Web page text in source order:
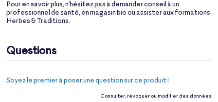
Pour en savoir plus, n'hésitez pas à demander conseil à un
professionnel de santé, en magasin bio ou assister aux formations
Herbes & Traditions.
Questions
Soyez le premier à poser une question sur ce produit !
Consulter, révoquer ou modifier des données